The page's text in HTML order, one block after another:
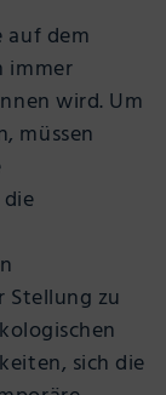
auf dem
immer
wird. Um
müssen
Stellung zu
sich die